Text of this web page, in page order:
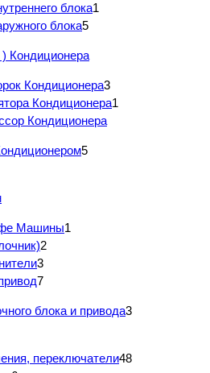
блока1
блока5
Кондиционера
Кондиционера3
Кондиционера1
Кондиционера
5
Машины1
2
3
7
блока и привода3
переключатели48